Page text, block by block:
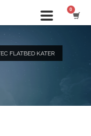
FLATBED KATER